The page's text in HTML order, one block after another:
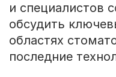
и специалистов
обсудить
областях
последние